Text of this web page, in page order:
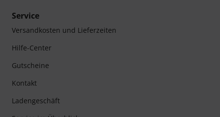
Service
Versandkosten und Lieferzeiten
Hilfe-Center
Gutscheine
Kontakt
Ladengeschäft